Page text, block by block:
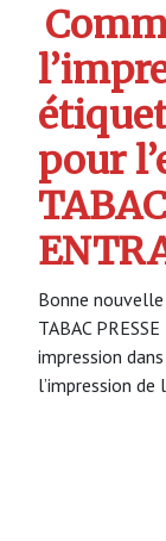
pour
Bonne nouvelle
TABAC
impression
l’impression